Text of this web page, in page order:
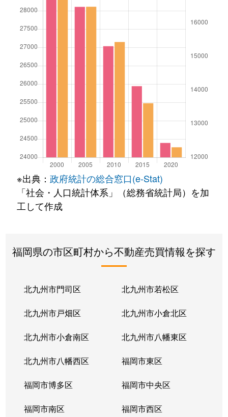
※出典： 政府統計の総合窓口(e-Stat)
「社会・人口統計体系」（総務省統計局）を加
工して作成
福岡県の市区町村から不動産売買情報を探す
北九州市門司区 北九州市若松区
北九州市戸畑区 北九州市小倉北区
北九州市小倉南区 北九州市八幡東区
北九州市八幡西区 福岡市東区
福岡市博多区 福岡市中央区
福岡市南区 福岡市西区